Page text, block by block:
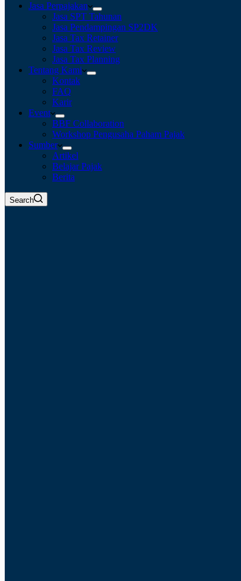
Jasa Perpajakan
Jasa SPT Tahunan
Jasa Pendampingan SP2DK
Jasa Tax Retainer
Jasa Tax Review
Jasa Tax Planning
Tentang Kami
Kontak
FAQ
Karir
Event
BBF Collaboration
Workshop Pengusaha Paham Pajak
Sumber
Artikel
Belajar Pajak
Berita
Search